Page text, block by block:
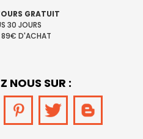
GRATUIT
30 JOURS
89€ D'ACHAT
NOUS SUR :